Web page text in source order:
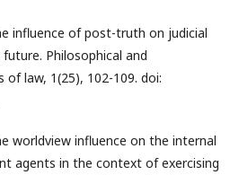
influence of post-truth on judicial
Philosophical and
law, 1(25), 102-109. doi:
worldview influence on the internal
agents in the context of exercising